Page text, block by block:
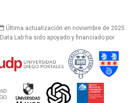
Última actualización en noviembre de 2025
Lab ha sido apoyado y financiado por